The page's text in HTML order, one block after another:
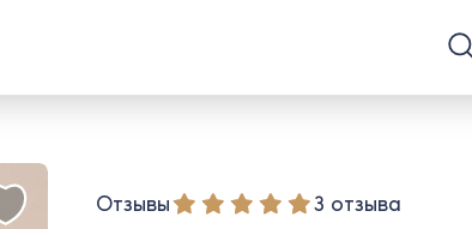
Отзывы 3 отзыва